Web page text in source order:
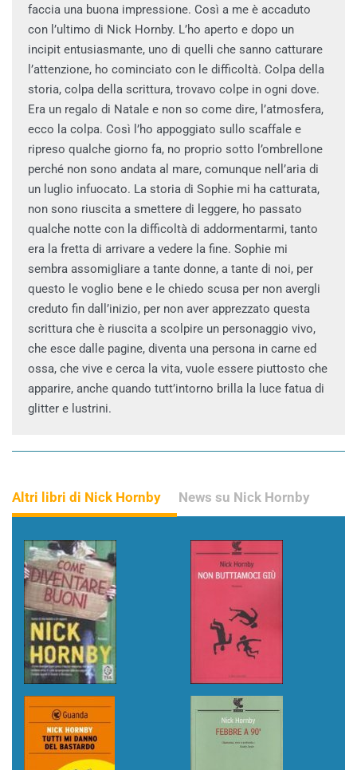
faccia una buona impressione. Così a me è accaduto
con l’ultimo di Nick Hornby. L’ho aperto e dopo un
incipit entusiasmante, uno di quelli che sanno catturare
l’attenzione, ho cominciato con le difficoltà. Colpa della
storia, colpa della scrittura, trovavo colpe in ogni dove.
Era un regalo di Natale e non so come dire, l’atmosfera,
ecco la colpa. Così l’ho appoggiato sullo scaffale e
ripreso qualche giorno fa, no proprio sotto l’ombrellone
perché non sono andata al mare, comunque nell’aria di
un luglio infuocato. La storia di Sophie mi ha catturata,
non sono riuscita a smettere di leggere, ho passato
qualche notte con la difficoltà di addormentarmi, tanto
era la fretta di arrivare a vedere la fine. Sophie mi
sembra assomigliare a tante donne, a tante di noi, per
questo le voglio bene e le chiedo scusa per non avergli
creduto fin dall’inizio, per non aver apprezzato questa
scrittura che è riuscita a scolpire un personaggio vivo,
che esce dalle pagine, diventa una persona in carne ed
ossa, che vive e cerca la vita, vuole essere piuttosto che
apparire, anche quando tutt’intorno brilla la luce fatua di
glitter e lustrini.
Altri libri di Nick Hornby News su Nick Hornby